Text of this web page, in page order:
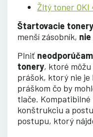
Žltý toner OKI
Štartovacie tonery
menší zásobník, nie
Plniť
tonery, ktoré
prášok, ktorý nie je
práškom čo by
tlače.
konštrukciu a
postupu, ktorý